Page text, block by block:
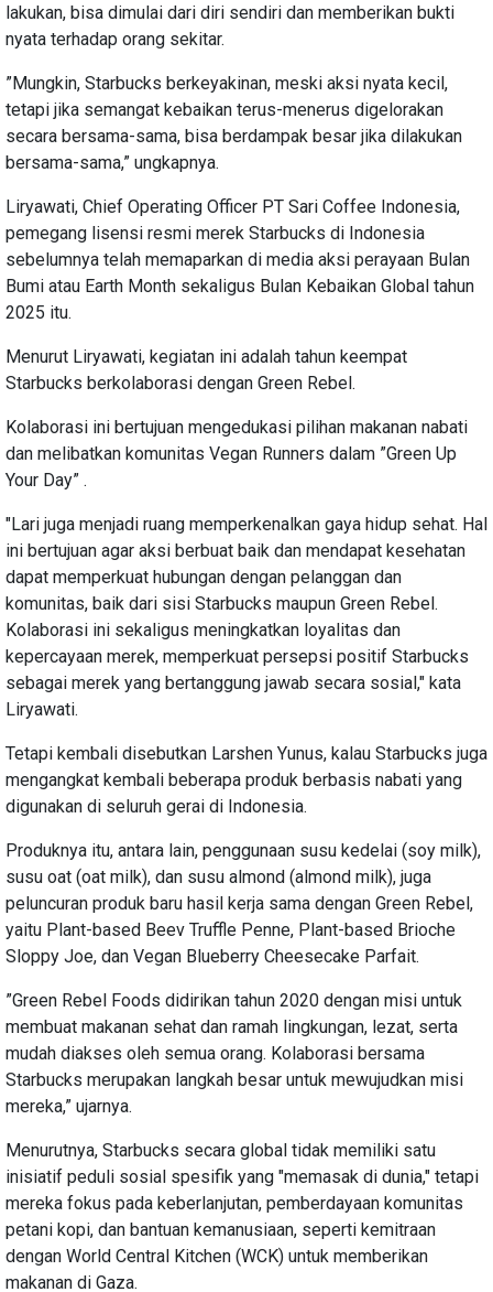
lakukan, bisa dimulai dari diri sendiri dan memberikan bukti
nyata terhadap orang sekitar.
”Mungkin, Starbucks berkeyakinan, meski aksi nyata kecil,
tetapi jika semangat kebaikan terus-menerus digelorakan
secara bersama-sama, bisa berdampak besar jika dilakukan
bersama-sama,” ungkapnya.
Liryawati, Chief Operating Officer PT Sari Coffee Indonesia,
pemegang lisensi resmi merek Starbucks di Indonesia
sebelumnya telah memaparkan di media aksi perayaan Bulan
Bumi atau Earth Month sekaligus Bulan Kebaikan Global tahun
2025 itu.
Menurut Liryawati, kegiatan ini adalah tahun keempat
Starbucks berkolaborasi dengan Green Rebel.
Kolaborasi ini bertujuan mengedukasi pilihan makanan nabati
dan melibatkan komunitas Vegan Runners dalam ”Green Up
Your Day” .
"Lari juga menjadi ruang memperkenalkan gaya hidup sehat. Hal
ini bertujuan agar aksi berbuat baik dan mendapat kesehatan
dapat memperkuat hubungan dengan pelanggan dan
komunitas, baik dari sisi Starbucks maupun Green Rebel.
Kolaborasi ini sekaligus meningkatkan loyalitas dan
kepercayaan merek, memperkuat persepsi positif Starbucks
sebagai merek yang bertanggung jawab secara sosial," kata
Liryawati.
Tetapi kembali disebutkan Larshen Yunus, kalau Starbucks juga
mengangkat kembali beberapa produk berbasis nabati yang
digunakan di seluruh gerai di Indonesia.
Produknya itu, antara lain, penggunaan susu kedelai (soy milk),
susu oat (oat milk), dan susu almond (almond milk), juga
peluncuran produk baru hasil kerja sama dengan Green Rebel,
yaitu Plant-based Beev Truffle Penne, Plant-based Brioche
Sloppy Joe, dan Vegan Blueberry Cheesecake Parfait.
”Green Rebel Foods didirikan tahun 2020 dengan misi untuk
membuat makanan sehat dan ramah lingkungan, lezat, serta
mudah diakses oleh semua orang. Kolaborasi bersama
Starbucks merupakan langkah besar untuk mewujudkan misi
mereka,” ujarnya.
Menurutnya, Starbucks secara global tidak memiliki satu
inisiatif peduli sosial spesifik yang "memasak di dunia," tetapi
mereka fokus pada keberlanjutan, pemberdayaan komunitas
petani kopi, dan bantuan kemanusiaan, seperti kemitraan
dengan World Central Kitchen (WCK) untuk memberikan
makanan di Gaza.